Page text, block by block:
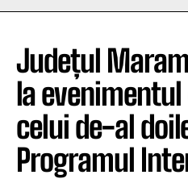
Județul
la
celui de-al
Programul